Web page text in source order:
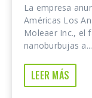
La empresa
Américas Los
Moleaer Inc., el
nanoburbujas a...
LEER MÁS